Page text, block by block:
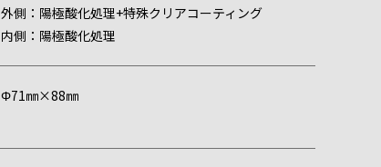
外側：陽極酸化処理+特殊クリアコーティング
内側：陽極酸化処理
Φ71㎜×88㎜